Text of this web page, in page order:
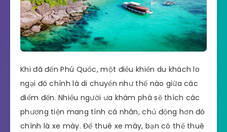
Khi đã đến Phú Quốc, một điều khiến du khách lo
ngại đó chính là di chuyển như thế nào giữa các
điểm đến. Nhiều người ưa khám phá sẽ thích các
phương tiện mang tính cá nhân, chủ động hơn đó
chính là xe máy. Để thuê xe máy, bạn có thể thuê